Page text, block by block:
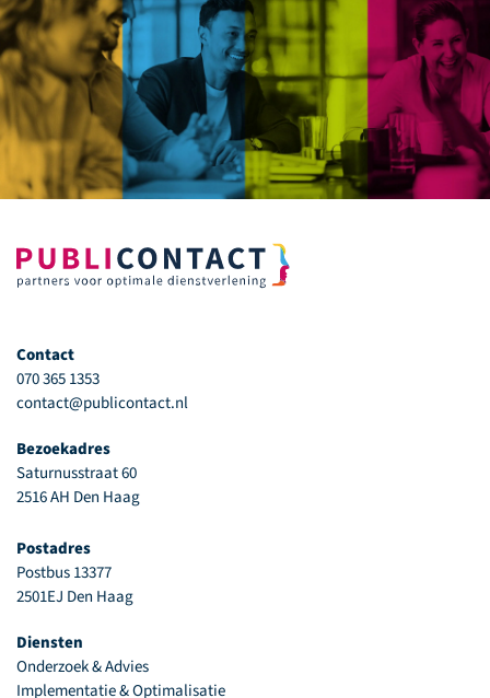
Contact
070 365 1353
contact@publicontact.nl
Bezoekadres
Saturnusstraat 60
2516 AH Den Haag
Postadres
Postbus 13377
2501EJ Den Haag
Diensten
Onderzoek & Advies
Implementatie & Optimalisatie